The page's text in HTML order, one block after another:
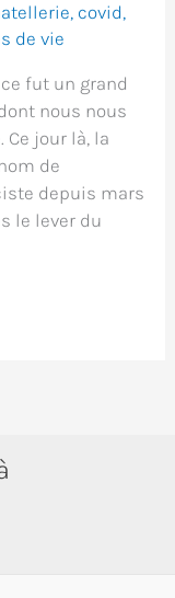
, covid,
de vie
fut un grand
nous nous
jour là, la
de
depuis mars
le lever du